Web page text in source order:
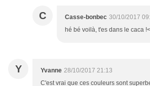
C Casse-bonbec 30/10/2017
hé bé voilà, t'es dans le caca
Y Yvanne 28/10/2017 21:13
C'est vrai que ces couleurs sont